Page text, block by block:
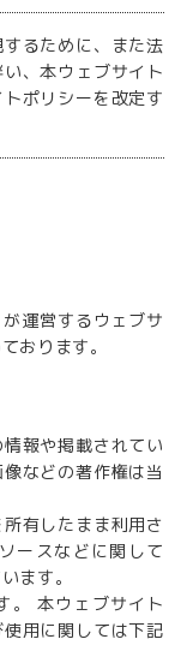
るために、また法
、本ウェブサイト
ポリシーを改定す
運営するウェブサ
おります。
報や掲載されてい
などの著作権は当
有したまま利用さ
ースなどに関して
ます。
。 本ウェブサイト
用に関しては下記